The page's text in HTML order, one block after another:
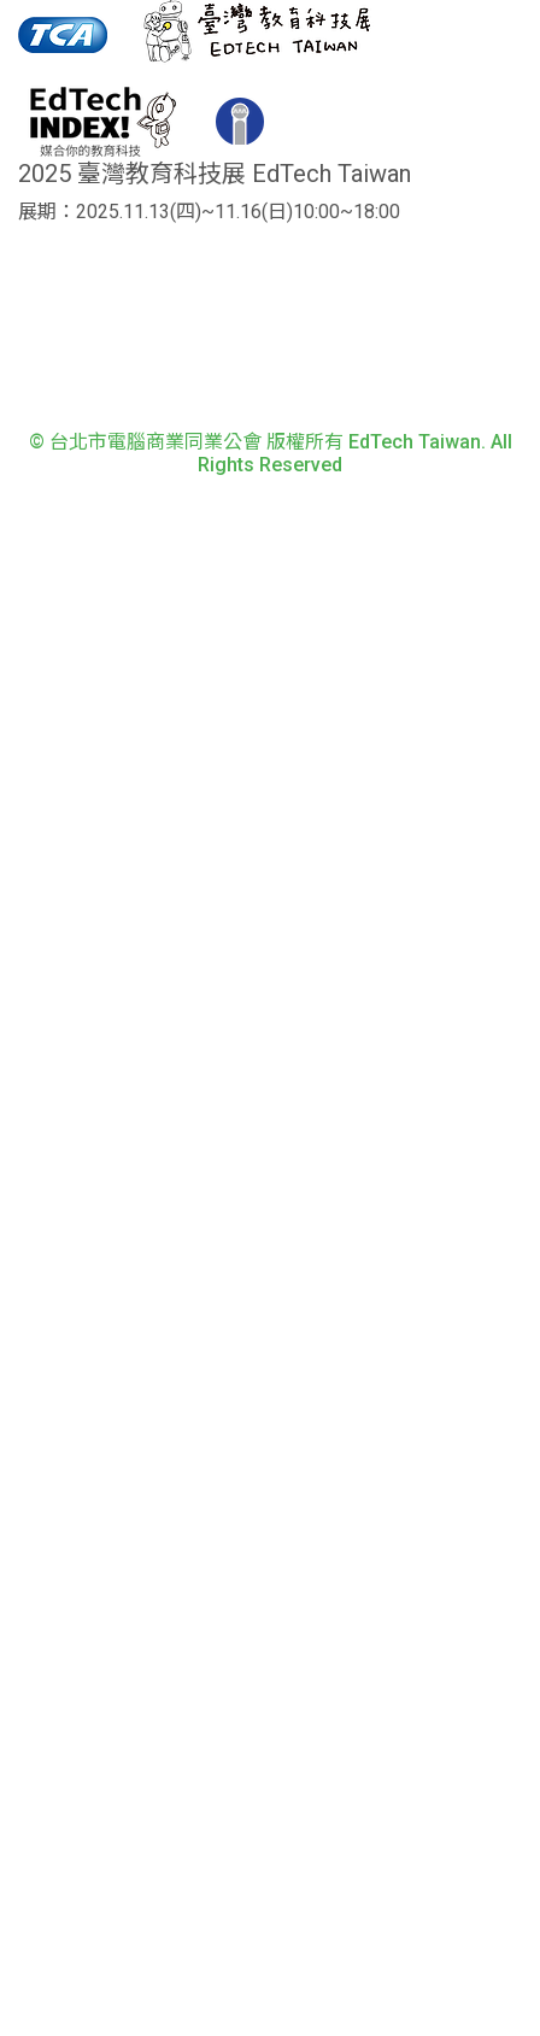
2025 臺灣教育科技展 EdTech Taiwan
展期：2025.11.13(四)~11.16(日)10:00~18:00
© 台北市電腦商業同業公會 版權所有 EdTech Taiwan. All
Rights Reserved